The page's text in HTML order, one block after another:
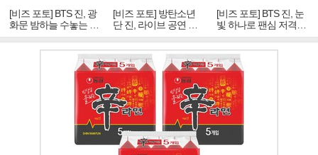
[비즈 포토] BTS 진, 광
화문 밤하늘 수놓는 '비
주얼 킹'의 열창
[비즈 포토] 방탄소년
단 진, 라이브 공연 중
빛나는 독보적 아우라
[비즈 포토] BTS 진, 눈
빛 하나로 팬심 저격…
독보적 카리스마